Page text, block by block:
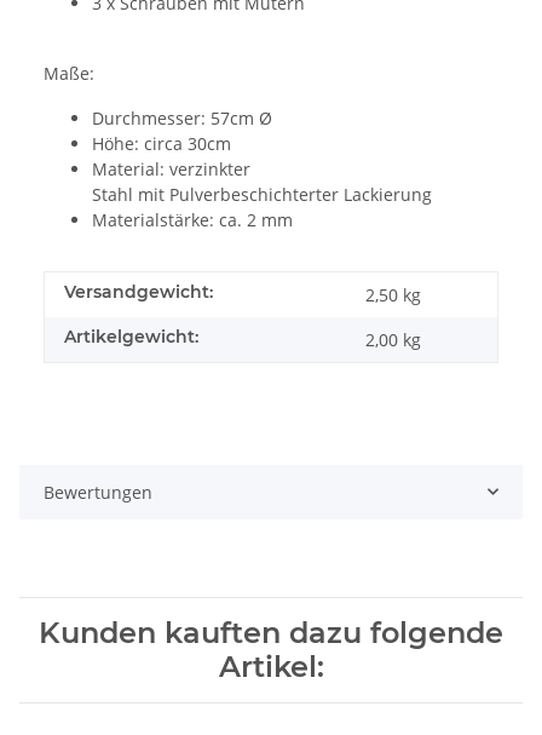
Maße:
Durchmesser: 57cm Ø
Höhe: circa 30cm
Material: verzinkter
Stahl mit Pulverbeschichterter Lackierung
Materialstärke: ca. 2 mm
Versandgewicht: 2,50 kg
Artikelgewicht: 2,00 kg
Bewertungen
Kunden kauften dazu folgende
Artikel: